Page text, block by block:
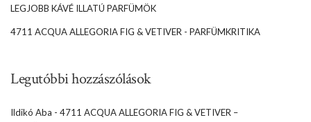
LEGJOBB KÁVÉ ILLATÚ PARFÜMÖK
4711 ACQUA ALLEGORIA FIG & VETIVER - PARFÜMKRITIKA
Legutóbbi hozzászólások
Ildikó Aba - 4711 ACQUA ALLEGORIA FIG & VETIVER –